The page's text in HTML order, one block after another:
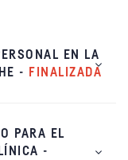
EN LA
-
FINALIZADA
PARA EL
-